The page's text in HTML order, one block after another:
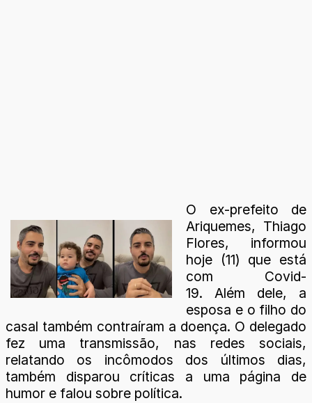
O ex-prefeito de
Ariquemes, Thiago
Flores, informou
hoje (11) que está
com Covid-
19. Além dele, a
esposa e o filho do
casal também contraíram a doença. O delegado
fez uma transmissão, nas redes sociais,
relatando os incômodos dos últimos dias,
também disparou críticas a uma página de
humor e falou sobre política.